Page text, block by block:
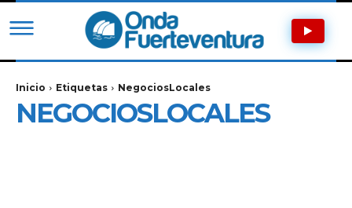
Inicio Etiquetas NegociosLocales
NEGOCIOSLOCALES